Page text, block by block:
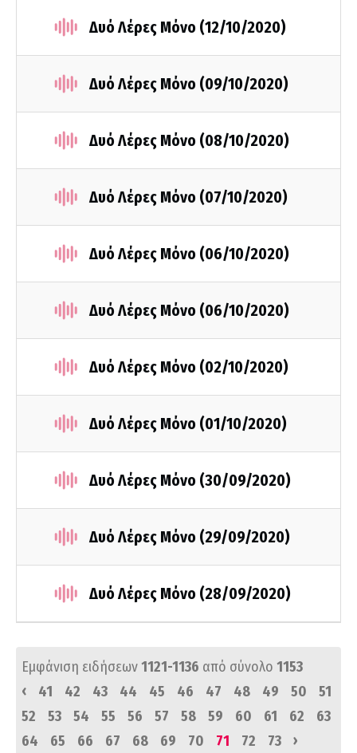
Δυό Λέρες Μόνο (12/10/2020)
Δυό Λέρες Μόνο (09/10/2020)
Δυό Λέρες Μόνο (08/10/2020)
Δυό Λέρες Μόνο (07/10/2020)
Δυό Λέρες Μόνο (06/10/2020)
Δυό Λέρες Μόνο (06/10/2020)
Δυό Λέρες Μόνο (02/10/2020)
Δυό Λέρες Μόνο (01/10/2020)
Δυό Λέρες Μόνο (30/09/2020)
Δυό Λέρες Μόνο (29/09/2020)
Δυό Λέρες Μόνο (28/09/2020)
Εμφάνιση ειδήσεων1121-1136 από σύνολο 1153
‹
41 42 43 44 45 46 47 48 49 50
51
52
53 54 55 56 57 58 59 60 61 62
63
64
65 66 67 68 69 70 71 72 73 ›